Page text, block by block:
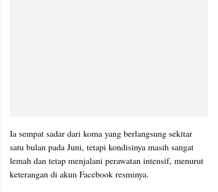
Ia sempat sadar dari koma yang berlangsung sekitar
satu bulan pada Juni, tetapi kondisinya masih sangat
lemah dan tetap menjalani perawatan intensif, menurut
keterangan di akun Facebook resminya.